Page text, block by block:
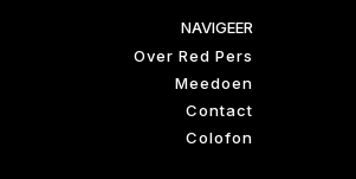
NAVIGEER
Over Red Pers
Meedoen
Contact
Colofon